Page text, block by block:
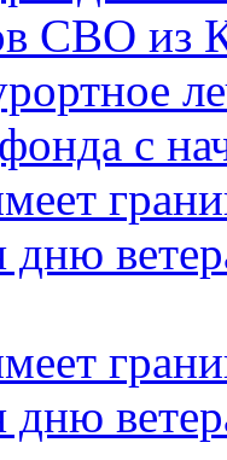
СВО из
с
дню
дню